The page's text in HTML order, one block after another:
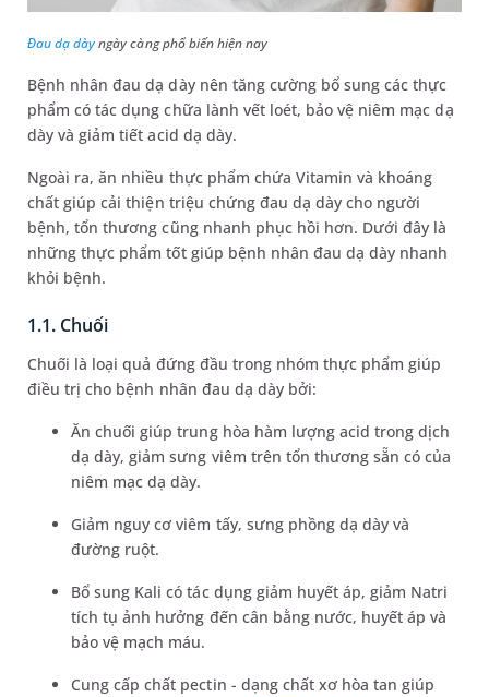
Đau dạ dàyngày càng phổ biến hiện nay
Bệnh nhân đau dạ dày nên tăng cường bổ sung các thực
phẩm có tác dụng chữa lành vết loét, bảo vệ niêm mạc dạ
dày và giảm tiết acid dạ dày.
Ngoài ra, ăn nhiều thực phẩm chứa Vitamin và khoáng
chất giúp cải thiện triệu chứng đau dạ dày cho người
bệnh, tổn thương cũng nhanh phục hồi hơn. Dưới đây là
những thực phẩm tốt giúp bệnh nhân đau dạ dày nhanh
khỏi bệnh.
1.1. Chuối
Chuối là loại quả đứng đầu trong nhóm thực phẩm giúp
điều trị cho bệnh nhân đau dạ dày bởi:
Ăn chuối giúp trung hòa hàm lượng acid trong dịch
dạ dày, giảm sưng viêm trên tổn thương sẵn có của
niêm mạc dạ dày.
Giảm nguy cơ viêm tấy, sưng phồng dạ dày và
đường ruột.
Bổ sung Kali có tác dụng giảm huyết áp, giảm Natri
tích tụ ảnh hưởng đến cân bằng nước, huyết áp và
bảo vệ mạch máu.
Cung cấp chất pectin - dạng chất xơ hòa tan giúp